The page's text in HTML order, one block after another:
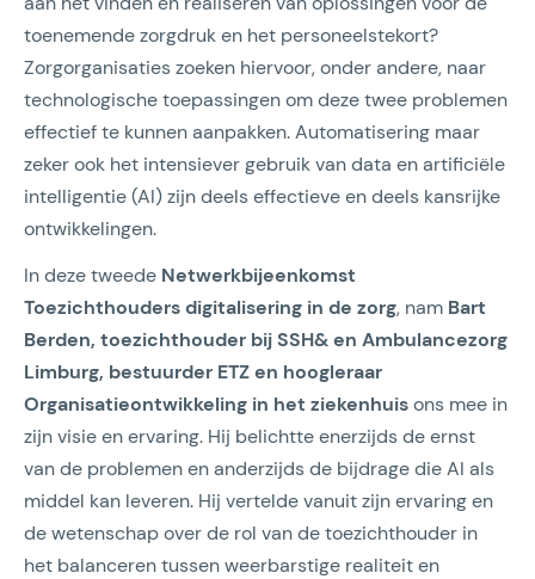
toenemende zorgdruk en het personeelstekort?
Zorgorganisaties zoeken hiervoor, onder andere, naar
technologische toepassingen om deze twee problemen
effectief te kunnen aanpakken. Automatisering maar
zeker ook het intensiever gebruik van data en artificiële
intelligentie (AI) zijn deels effectieve en deels kansrijke
ontwikkelingen.
In deze tweede Netwerkbijeenkomst
Toezichthouders digitalisering in de zorg, nam Bart
Berden, toezichthouder bij SSH& en Ambulancezorg
Limburg, bestuurder ETZ en hoogleraar
Organisatieontwikkeling in het ziekenhuisons mee in
zijn visie en ervaring. Hij belichtte enerzijds de ernst
van de problemen en anderzijds de bijdrage die AI als
middel kan leveren. Hij vertelde vanuit zijn ervaring en
de wetenschap over de rol van de toezichthouder in
het balanceren tussen weerbarstige realiteit en